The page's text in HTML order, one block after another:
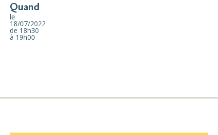
Quand
le
18/07/2022
de 18h30
à 19h00